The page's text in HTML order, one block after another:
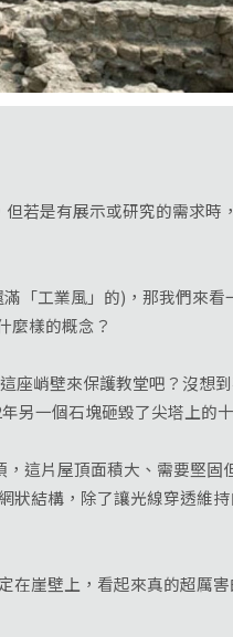
若是有展示或研究的需求時
工業風」的)，那我們來看
麼樣的概念？
峭壁來保護教堂吧？沒想
另一個石塊砸毀了尖塔上的
片屋頂面積大、需要堅固
結構，除了讓光線穿透維
崖壁上，看起來真的超厲害